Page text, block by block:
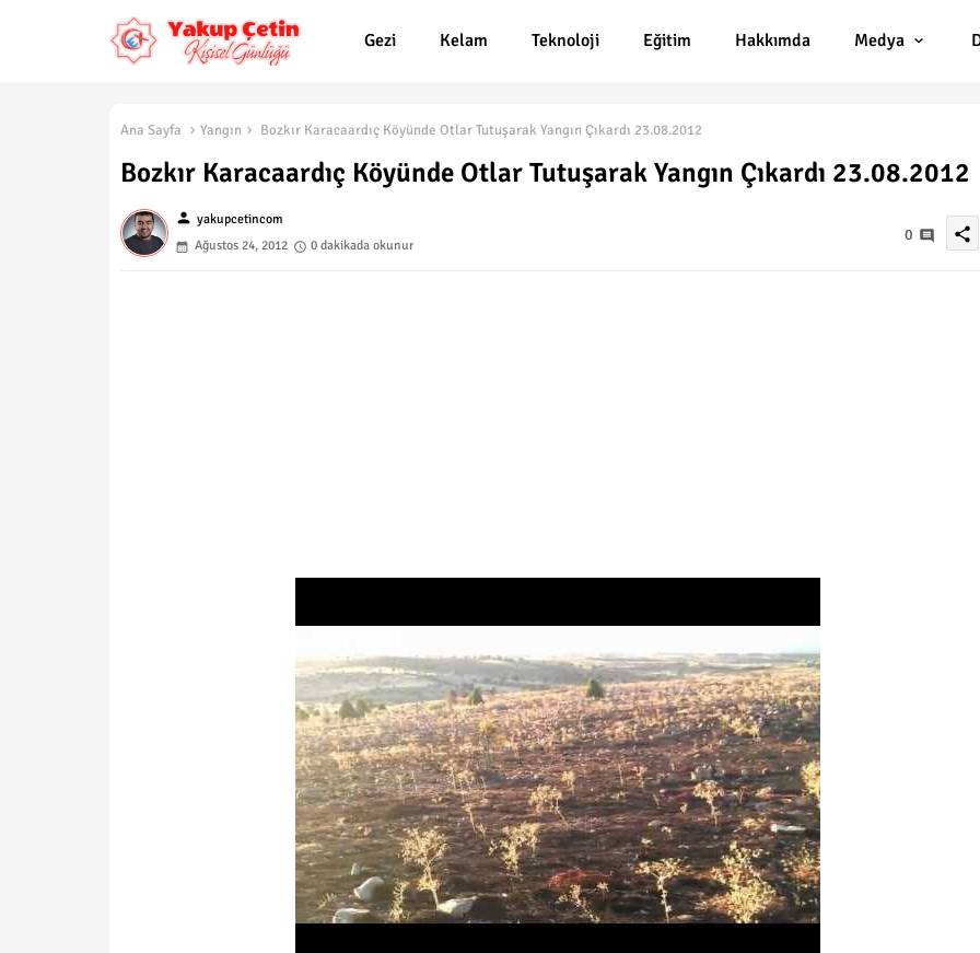
Gezi Kelam Teknoloji Eğitim Hakkımda Medya
Ana Sayfa Yangın Bozkır Karacaardıç Köyünde Otlar Tutuşarak Yangın Çıkardı 23.08.2012
Bozkır Karacaardıç Köyünde Otlar Tutuşarak Yangın Çıkardı 23.08.2012
person yakupcetincom
Ağustos 24, 2012
0 dakikada okunur
0 share